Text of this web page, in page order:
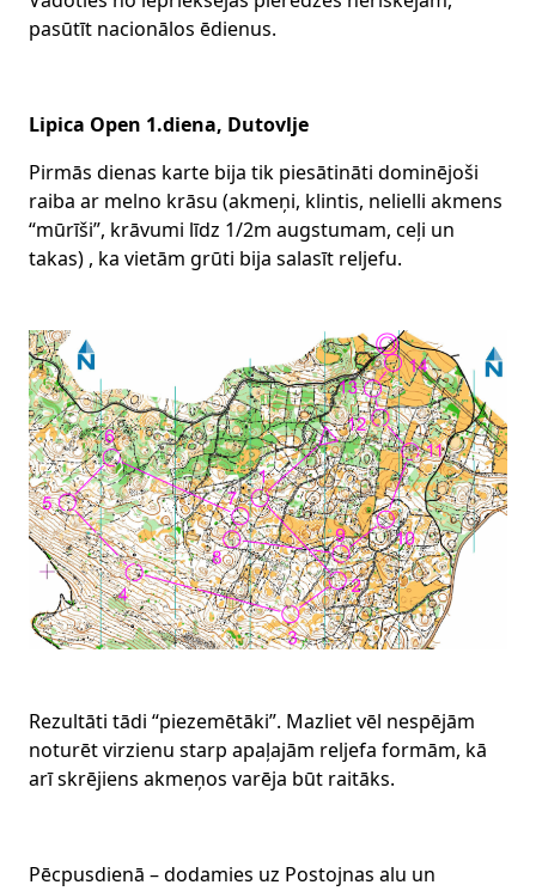
pasūtīt nacionālos ēdienus.
Lipica Open 1.diena, Dutovlje
Pirmās dienas karte bija tik piesātināti dominējoši
raiba ar melno krāsu (akmeņi, klintis, nelielli akmens
“mūrīši”, krāvumi līdz 1/2m augstumam, ceļi un
takas) , ka vietām grūti bija salasīt reljefu.
Rezultāti tādi “piezemētāki”. Mazliet vēl nespējām
noturēt virzienu starp apaļajām reljefa formām, kā
arī skrējiens akmeņos varēja būt raitāks.
Pēcpusdienā – dodamies uz Postojnas alu un